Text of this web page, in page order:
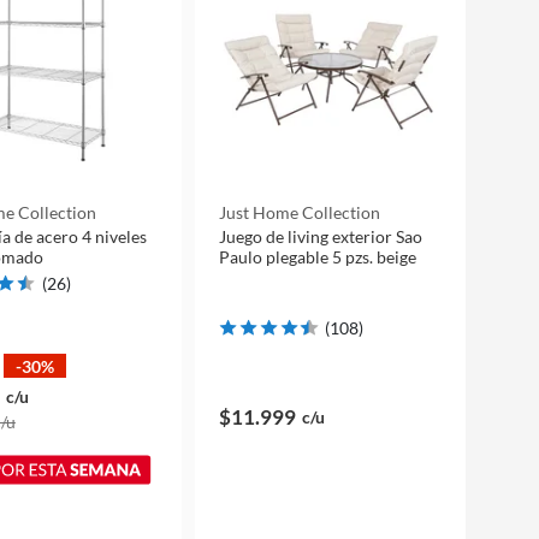
Collection
de acero 4 niveles
(26)
-30%
c/u
u
Just Home Collection
Juego de living exterior Sao
Paulo plegable 5 pzs. beige
(108)
$11.999 c/u